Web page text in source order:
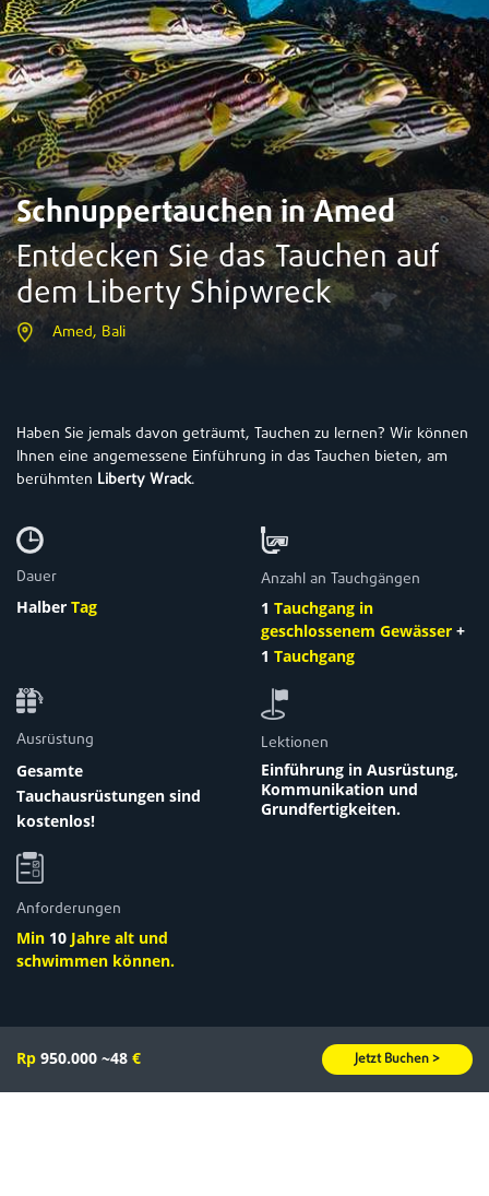
Schnuppertauchen in Amed
Entdecken Sie das Tauchen auf
dem Liberty Shipwreck
Amed, Bali
Haben Sie jemals davon geträumt, Tauchen zu lernen? Wir können
Ihnen eine angemessene Einführung in das Tauchen bieten, am
berühmten Liberty Wrack.
Dauer
Halber Tag
Anzahl an Tauchgängen
1 Tauchgang in
geschlossenem Gewässer +
1 Tauchgang
Ausrüstung
Gesamte
Tauchausrüstungen sind
kostenlos!
Lektionen
Einführung in Ausrüstung,
Kommunikation und
Grundfertigkeiten.
Anforderungen
Min 10 Jahre alt und
schwimmen können.
Rp 950.000 ~48 € Jetzt Buchen >